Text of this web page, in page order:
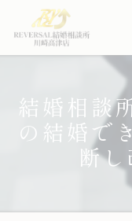
結婚相談
の結婚で
断